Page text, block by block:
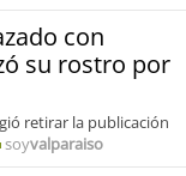
con
su rostro por
retirar la publicación
soyvalparaiso